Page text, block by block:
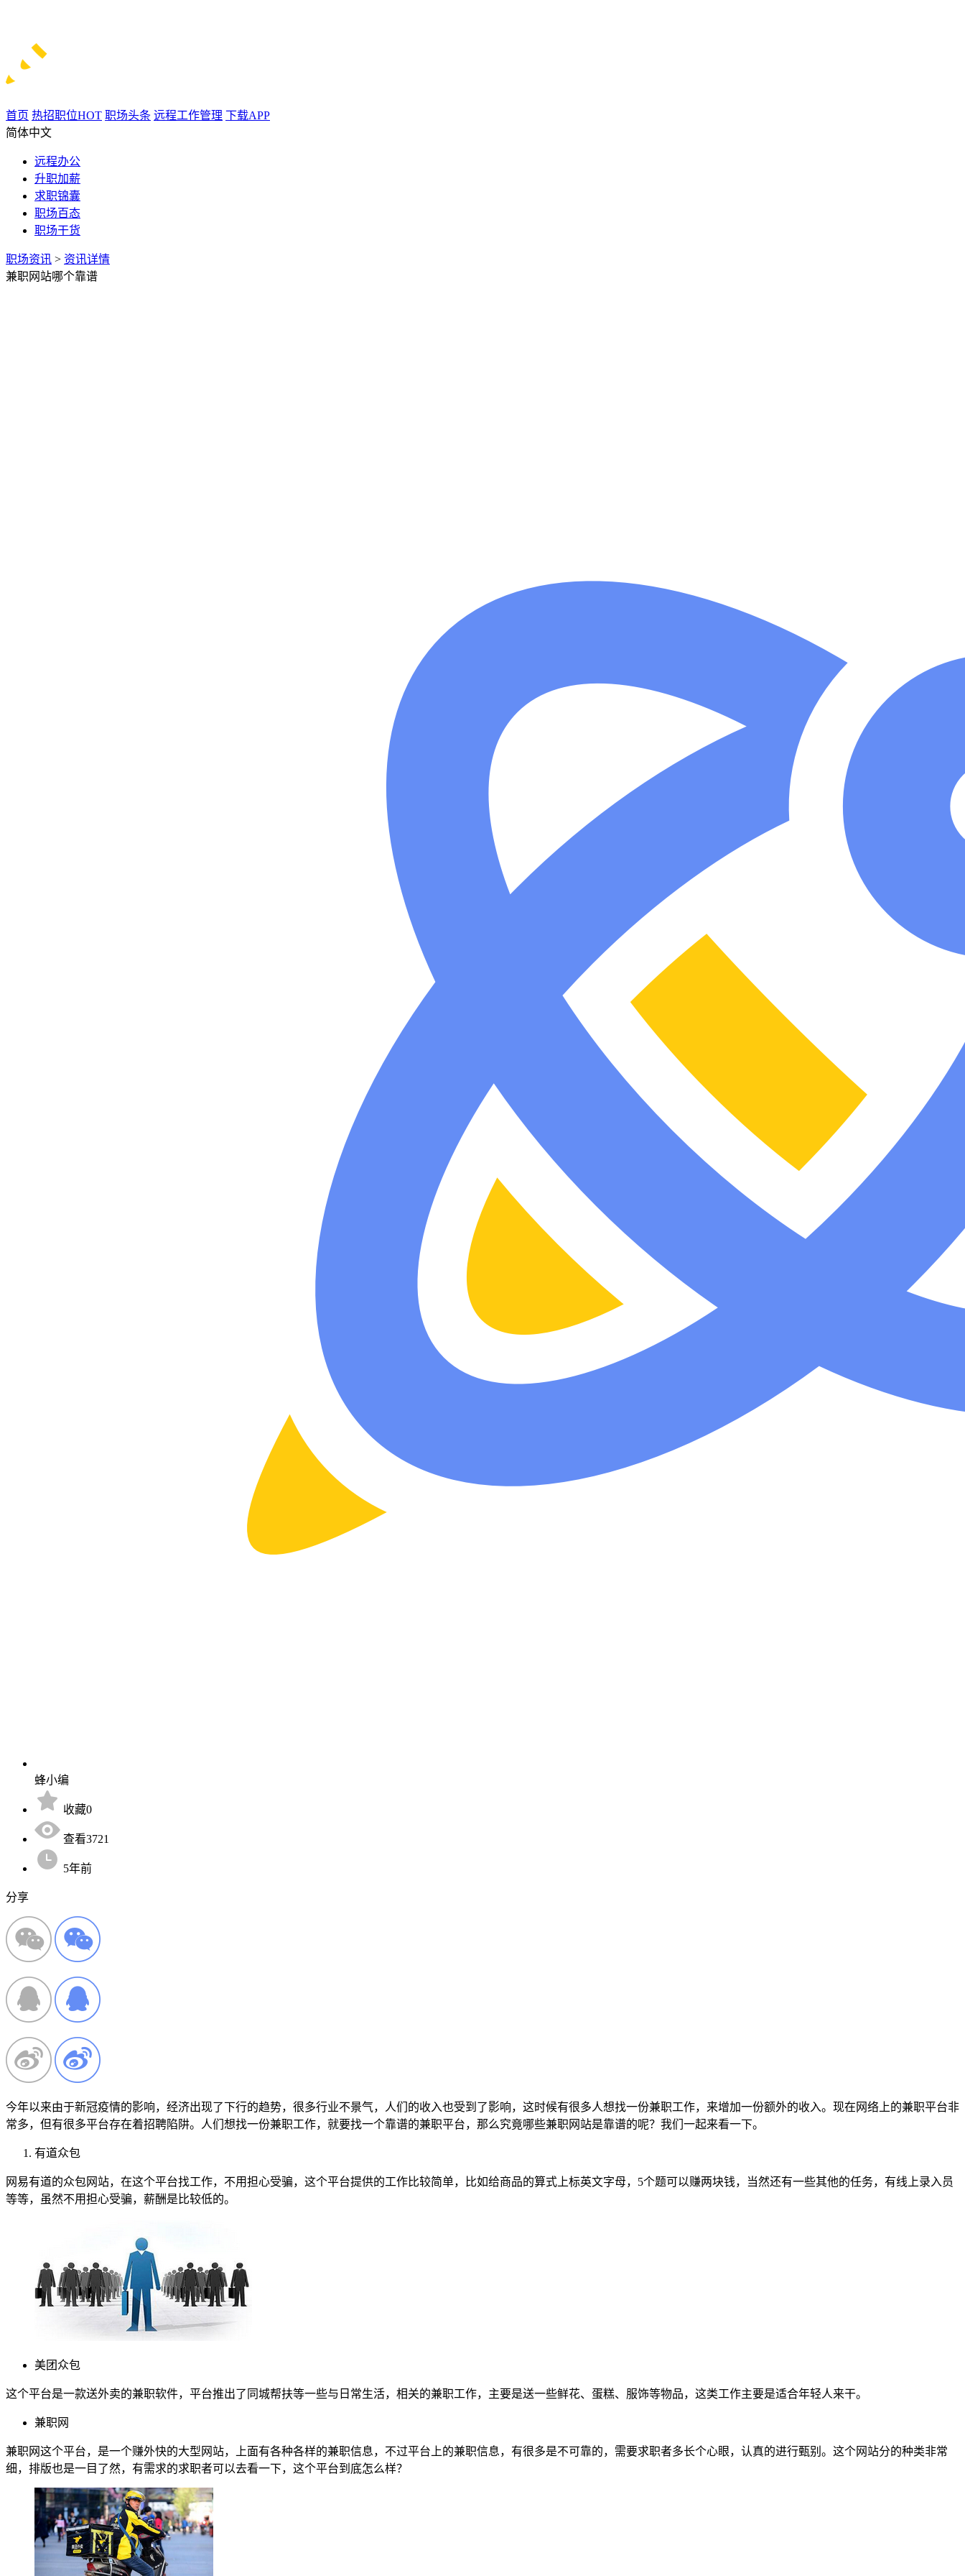
首页 热招职位HOT 职场头条 远程工作管理 下载APP
简体中文
远程办公
升职加薪
求职锦囊
职场百态
职场干货
职场资讯 > 资讯详情
兼职网站哪个靠谱
蜂小编
收藏0
查看3721
5年前
分享
今年以来由于新冠疫情的影响，经济出现了下行的趋势，很多行业不景气，人们的收入也受到了影响，这时候有很多人想找一份兼职工作，来增加一份额外的收入。现在网络上的兼职平台非
常多，但有很多平台存在着招聘陷阱。人们想找一份兼职工作，就要找一个靠谱的兼职平台，那么究竟哪些兼职网站是靠谱的呢？我们一起来看一下。
有道众包
网易有道的众包网站，在这个平台找工作，不用担心受骗，这个平台提供的工作比较简单，比如给商品的算式上标英文字母，5个题可以赚两块钱，当然还有一些其他的任务，有线上录入员
等等，虽然不用担心受骗，薪酬是比较低的。
美团众包
这个平台是一款送外卖的兼职软件，平台推出了同城帮扶等一些与日常生活，相关的兼职工作，主要是送一些鲜花、蛋糕、服饰等物品，这类工作主要是适合年轻人来干。
兼职网
兼职网这个平台，是一个赚外快的大型网站，上面有各种各样的兼职信息，不过平台上的兼职信息，有很多是不可靠的，需要求职者多长个心眼，认真的进行甄别。这个网站分的种类非常
细，排版也是一目了然，有需求的求职者可以去看一下，这个平台到底怎么样？